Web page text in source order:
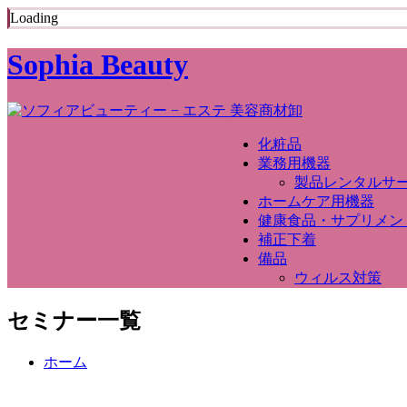
Loading
Sophia Beauty
化粧品
業務用機器
製品レンタルサ
ホームケア用機器
健康食品・サプリメン
補正下着
備品
ウィルス対策
セミナー一覧
ホーム